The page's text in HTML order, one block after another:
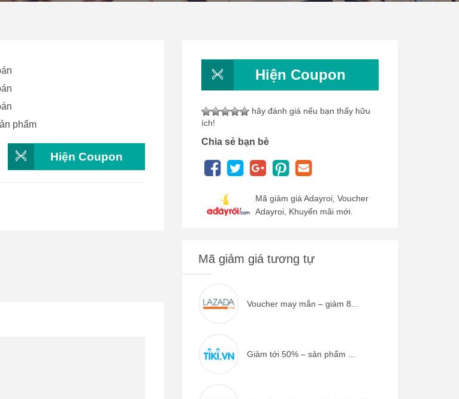
phẩm
Hiện Coupon
Hiện Coupon
hãy đánh giá nếu bạn thấy hữu
ích!
Chia sẻ bạn bè
Mã giảm giá Adayroi, Voucher
Adayroi, Khuyến mãi mới.
Mã giảm giá tương tự
Voucher may mắn – giảm 8...
Giảm tới 50% – sản phẩm ...